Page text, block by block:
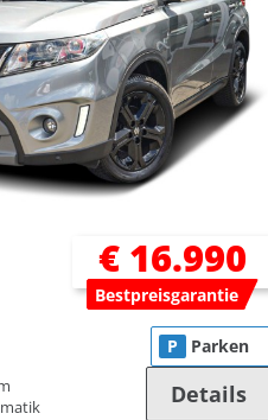
€ 16.990
Bestpreisgarantie
P Parken
Details